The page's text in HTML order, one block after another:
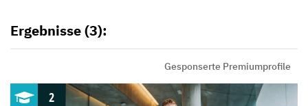
Ergebnisse (3):
Gesponserte Premiumprofile
2